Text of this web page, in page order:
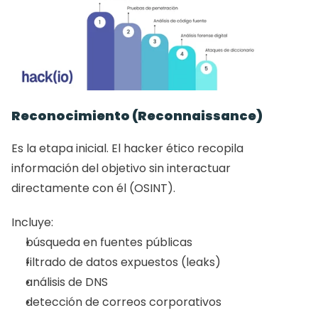
Reconocimiento (Reconnaissance)
Es la etapa inicial. El hacker ético recopila
información del objetivo sin interactuar
directamente con él (OSINT).
Incluye:
búsqueda en fuentes públicas
filtrado de datos expuestos (leaks)
análisis de DNS
detección de correos corporativos